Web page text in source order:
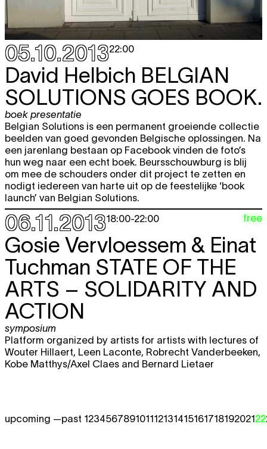
05.10.201322:00
David Helbich BELGIAN
SOLUTIONS GOES BOOK.
boek presentatie
Belgian Solutions is een permanent groeiende collectie
beelden van goed gevonden Belgische oplossingen. Na
een jarenlang bestaan op Facebook vinden de foto’s
hun weg naar een echt boek. Beursschouwburg is blij
om mee de schouders onder dit project te zetten en
nodigt iedereen van harte uit op de feestelijke ‘book
launch’ van Belgian Solutions.
06.11.201318:00-22:00 free
Gosie Vervloessem & Einat
Tuchman STATE OF THE
ARTS – SOLIDARITY AND
ACTION
symposium
Platform organized by artists for artists with lectures of
Wouter Hillaert, Leen Laconte, Robrecht Vanderbeeken,
Kobe Matthys/Axel Claes and Bernard Lietaer
upcoming —past 12345678910111213141516171819202122